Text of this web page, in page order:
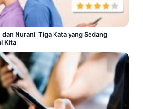
Nurani: Tiga Kata yang Sedang
Kita